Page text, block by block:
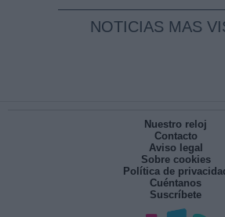
NOTICIAS MAS
Nuestro reloj
Contacto
Aviso legal
Sobre cookies
Política de
Cuéntanos
Suscríbete